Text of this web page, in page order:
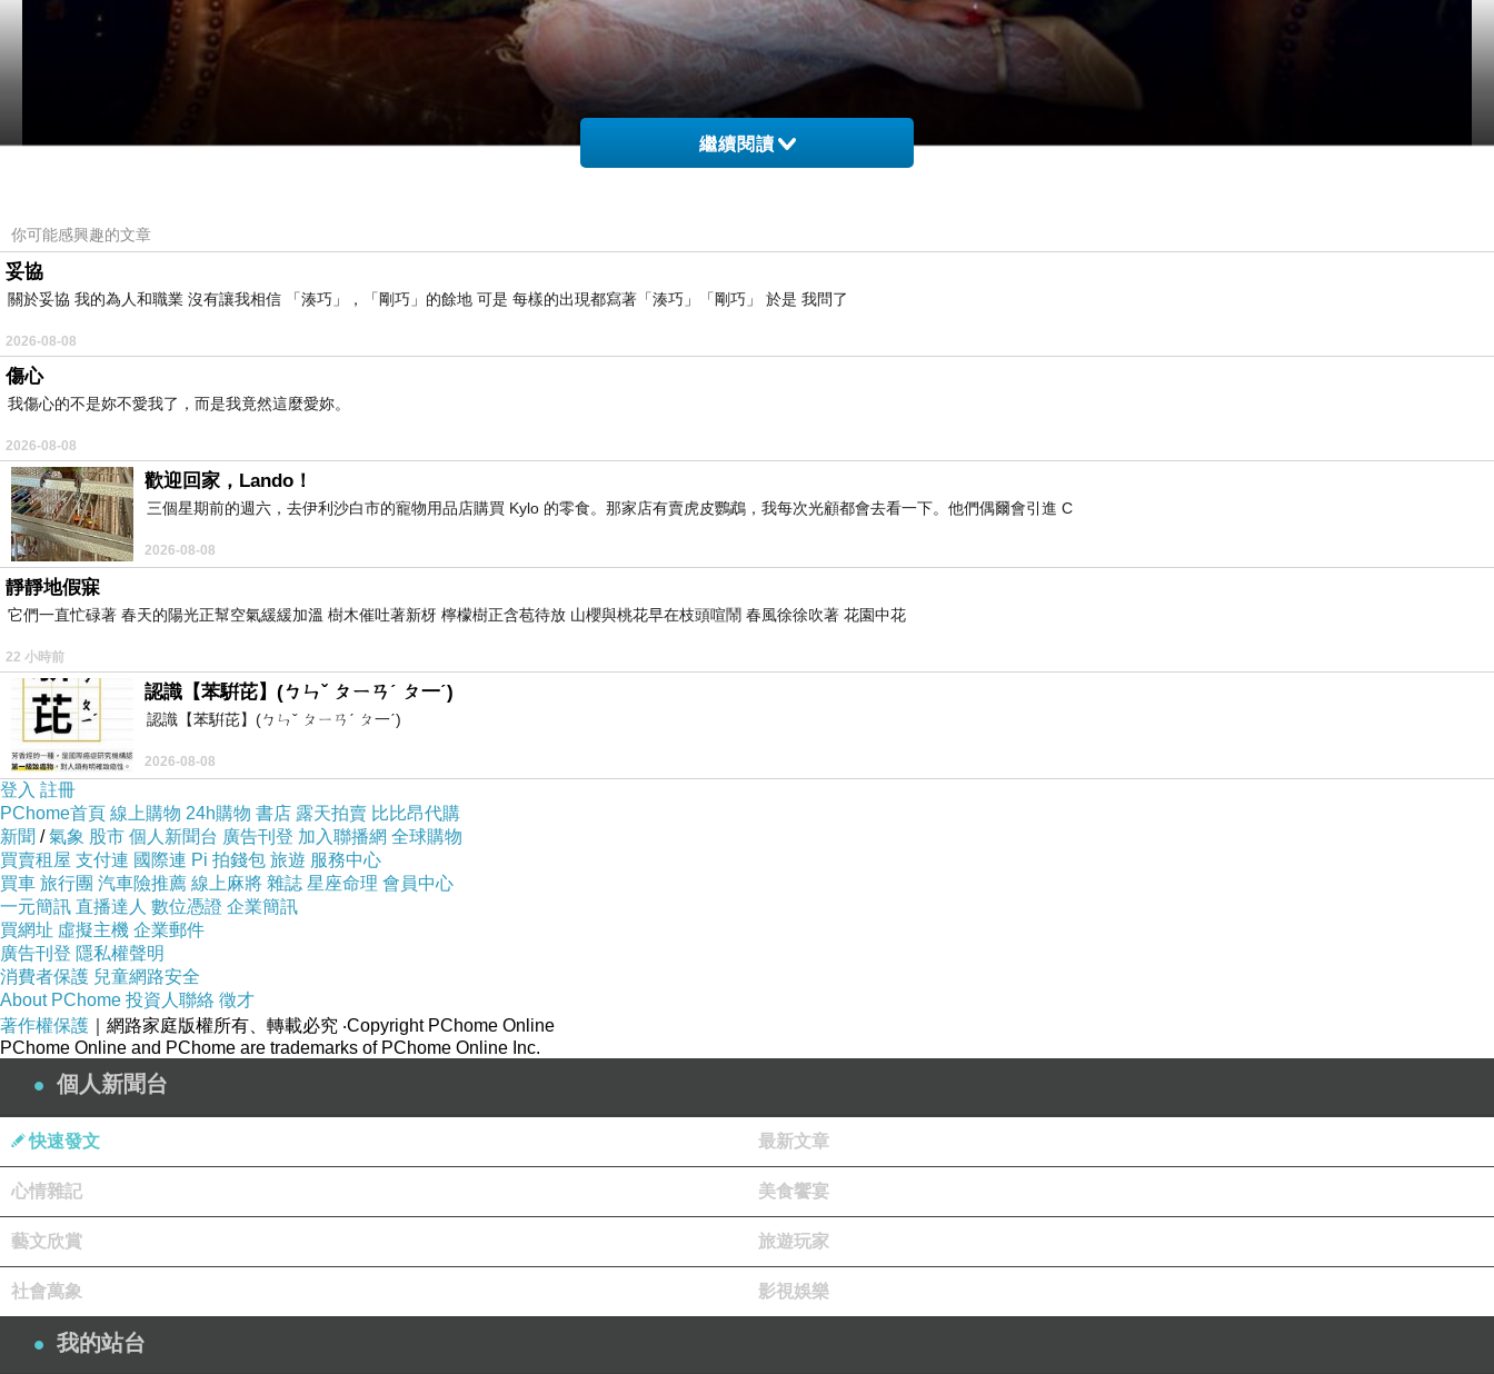
Violet Grohl officially released her highly anticipated debut album
繼續閱讀
你可能感興趣的文章
妥協
關於妥協 我的為人和職業 沒有讓我相信 「湊巧」，「剛巧」的餘地 可是 每樣的出現都寫著「湊巧」「剛巧」 於是 我問了
2026-08-08
傷心
我傷心的不是妳不愛我了，而是我竟然這麼愛妳。
2026-08-08
歡迎回家，Lando！
三個星期前的週六，去伊利沙白市的寵物用品店購買 Kylo 的零食。那家店有賣虎皮鸚鵡，我每次光顧都會去看一下。他們偶爾會引進 C
2026-08-08
靜靜地假寐
它們一直忙碌著 春天的陽光正幫空氣緩緩加溫 樹木催吐著新枒 檸檬樹正含苞待放 山櫻與桃花早在枝頭喧鬧 春風徐徐吹著 花園中花
22 小時前
認識【苯騈芘】(ㄅㄣˇ ㄆㄧㄢˊ ㄆ一ˊ)
認識【苯騈芘】(ㄅㄣˇ ㄆㄧㄢˊ ㄆ一ˊ)
2026-08-08
登入 註冊
PChome首頁 線上購物 24h購物 書店 露天拍賣 比比昂代購
新聞 /氣象 股市 個人新聞台 廣告刊登 加入聯播網 全球購物
買賣租屋 支付連 國際連 Pi 拍錢包 旅遊 服務中心
買車 旅行團 汽車險推薦 線上麻將 雜誌 星座命理 會員中心
一元簡訊 直播達人 數位憑證 企業簡訊
買網址 虛擬主機 企業郵件
廣告刊登 隱私權聲明
消費者保護 兒童網路安全
About PChome 投資人聯絡 徵才
著作權保護 ｜網路家庭版權所有、轉載必究 ‧Copyright PChome Online
PChome Online and PChome are trademarks of PChome Online Inc.
個人新聞台
快速發文 最新文章
心情雜記 美食饗宴
藝文欣賞 旅遊玩家
社會萬象 影視娛樂
我的站台